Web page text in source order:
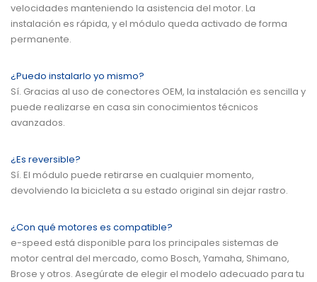
velocidades manteniendo la asistencia del motor. La
instalación es rápida, y el módulo queda activado de forma
permanente.
¿Puedo instalarlo yo mismo?
Sí. Gracias al uso de conectores OEM, la instalación es sencilla y
puede realizarse en casa sin conocimientos técnicos
avanzados.
¿Es reversible?
Sí. El módulo puede retirarse en cualquier momento,
devolviendo la bicicleta a su estado original sin dejar rastro.
¿Con qué motores es compatible?
e-speed está disponible para los principales sistemas de
motor central del mercado, como Bosch, Yamaha, Shimano,
Brose y otros. Asegúrate de elegir el modelo adecuado para tu